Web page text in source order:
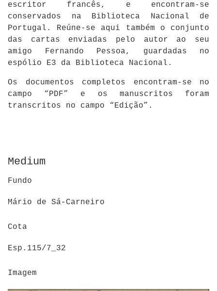
escritor francês, e encontram-se
conservados na Biblioteca Nacional de
Portugal. Reúne-se aqui também o conjunto
das cartas enviadas pelo autor ao seu
amigo Fernando Pessoa, guardadas no
espólio E3 da Biblioteca Nacional.
Os documentos completos encontram-se no
campo “PDF” e os manuscritos foram
transcritos no campo “Edição”.
Medium
Fundo
Mário de Sá-Carneiro
Cota
Esp.115/7_32
Imagem